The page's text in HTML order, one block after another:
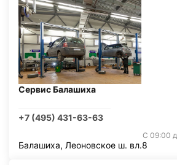
Сервис Балашиха
+7 (495) 431-63-63
С 09:00
Балашиха, Леоновское ш. вл.8